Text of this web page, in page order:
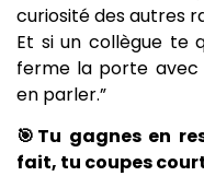
curiosité des autres
Et si un collègue te
ferme la porte avec
en parler.”
🎯Tu gagnes en
fait, tu coupes